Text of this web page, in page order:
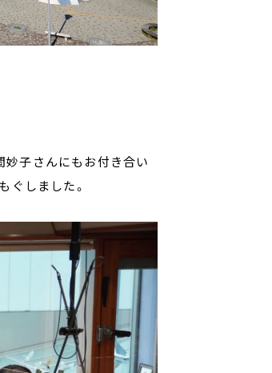
妙子さんにもお付き合い
ぐしました。